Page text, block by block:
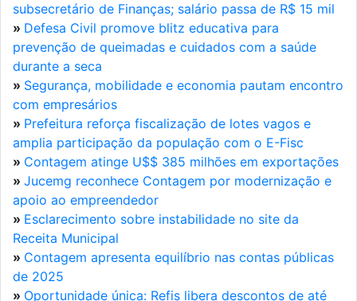
subsecretário de Finanças; salário passa de R$ 15 mil
» Defesa Civil promove blitz educativa para
prevenção de queimadas e cuidados com a saúde
durante a seca
» Segurança, mobilidade e economia pautam encontro
com empresários
» Prefeitura reforça fiscalização de lotes vagos e
amplia participação da população com o E-Fisc
» Contagem atinge U$$ 385 milhões em exportações
» Jucemg reconhece Contagem por modernização e
apoio ao empreendedor
» Esclarecimento sobre instabilidade no site da
Receita Municipal
» Contagem apresenta equilíbrio nas contas públicas
de 2025
» Oportunidade única: Refis libera descontos de até